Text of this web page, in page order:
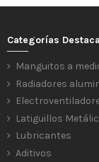
Categorías
Manguitos a
Radiadores
Latiguillos
Lubricantes
Aditivos